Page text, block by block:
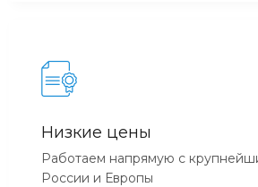
Низкие цены
Работаем напрямую с
России и Европы